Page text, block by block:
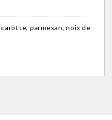
parmesan, noix de